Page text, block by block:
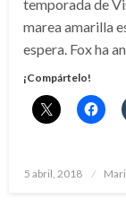
temporada de
marea amarilla
espera. Fox ha
¡Compártelo!
Publicado
5 abril, 2018